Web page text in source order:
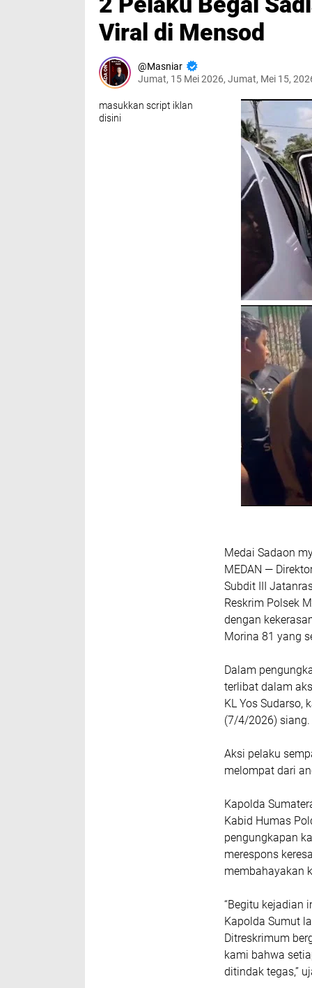
Viral di Mensod
Masniar
Jumat, 15 Mei 2026, Jumat, Mei 15,
masukkan script iklan
disini
Medai Sadaon
MEDAN —
Subdit III
Reskrim Polsek
dengan
Morina 81 yang
Dalam
terlibat dalam
KL Yos Sudarso,
(7/4/2026) siang.
Aksi pelaku
melompat dari
Kapolda
Kabid Humas
pengungkapan
merespons
membahayakan
“Begitu kejadian
Kapolda Sumut
Ditreskrimum
kami bahwa
ditindak tegas,”